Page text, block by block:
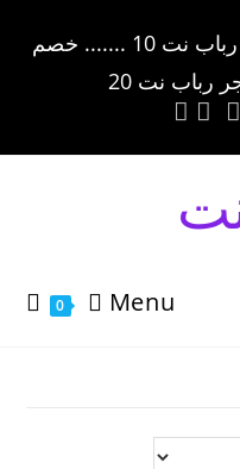
خصم 10% كود الخصم : متجر رباب نت 10 ....... خصم
0 Menu